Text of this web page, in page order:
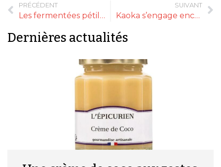
PRÉCÉDENT
Les fermentées pétilleront à Natexpo
SUIVANT
Kaoka s’engage encore plus pour le cacao durable
Dernières actualités